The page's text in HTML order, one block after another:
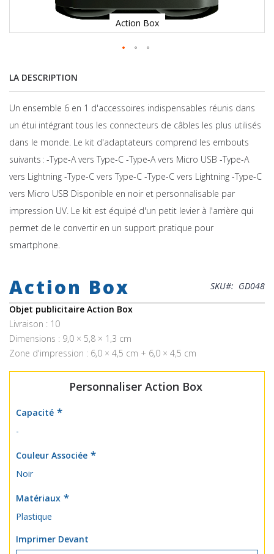
Action Box
LA DESCRIPTION
Un ensemble 6 en 1 d'accessoires indispensables réunis dans
un étui intégrant tous les connecteurs de câbles les plus utilisés
dans le monde. Le kit d'adaptateurs comprend les embouts
suivants : -Type-A vers Type-C -Type-A vers Micro USB -Type-A
vers Lightning -Type-C vers Type-C -Type-C vers Lightning -Type-C
vers Micro USB Disponible en noir et personnalisable par
impression UV. Le kit est équipé d'un petit levier à l'arrière qui
permet de le convertir en un support pratique pour
smartphone.
the
beginning
of
the
images
gallery
Action Box SKU
GD048
Objet publicitaire Action Box
Livraison : 10
Dimensions : 9,0 × 5,8 × 1,3 cm
Zone d'impression : 6,0 × 4,5 cm + 6,0 × 4,5 cm
Personnaliser Action Box
Capacité
-
Couleur Associée
Noir
Matériaux
Plastique
Imprimer Devant